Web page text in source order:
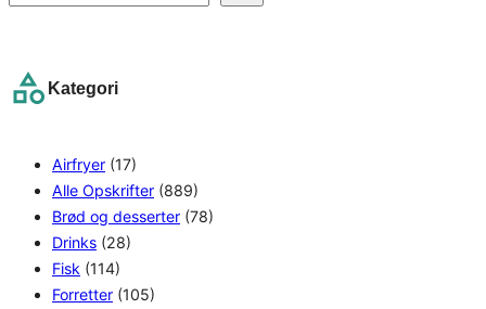
e
c
Kategori
Airfryer (17)
Alle Opskrifter (889)
Brød og desserter (78)
Drinks (28)
Fisk (114)
Forretter (105)